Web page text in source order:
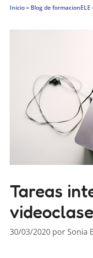
Inicio» Blog de formacionELE
Tareas
30/03/2020 por Sonia